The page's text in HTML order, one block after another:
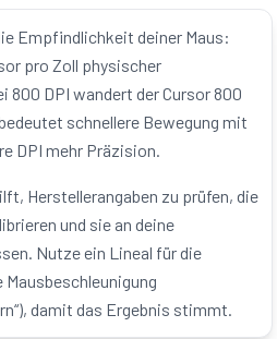
Empfindlichkeit deiner Maus:
pro Zoll physischer
800 DPI wandert der Cursor 800
schnellere Bewegung mit
DPI mehr Präzision.
Herstellerangaben zu prüfen, die
und sie an deine
Nutze ein Lineal für die
damit das Ergebnis stimmt.